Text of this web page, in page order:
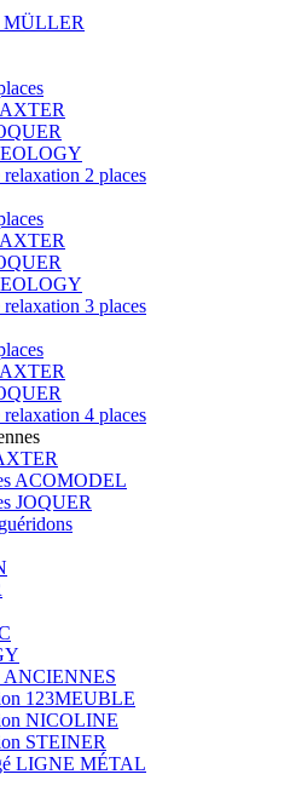
MÜLLER
relaxation 2 places
relaxation 3 places
relaxation 4 places
ACOMODEL
JOQUER
ANCIENNES
123MEUBLE
NICOLINE
STEINER
LIGNE MÉTAL